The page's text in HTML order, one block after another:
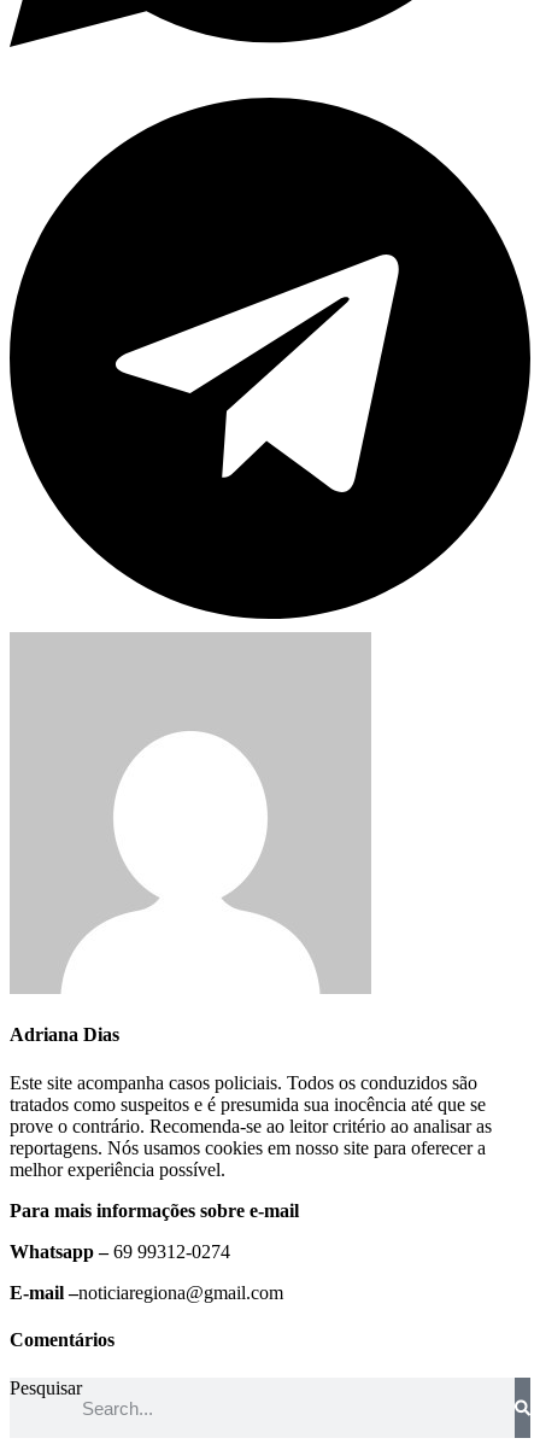
Adriana Dias
Este site acompanha casos policiais. Todos os conduzidos são
tratados como suspeitos e é presumida sua inocência até que se
prove o contrário. Recomenda-se ao leitor critério ao analisar as
reportagens. Nós usamos cookies em nosso site para oferecer a
melhor experiência possível.
Para mais informações sobre e-mail
Whatsapp –69 99312-0274
E-mail –noticiaregiona@gmail.com
Comentários
Pesquisar